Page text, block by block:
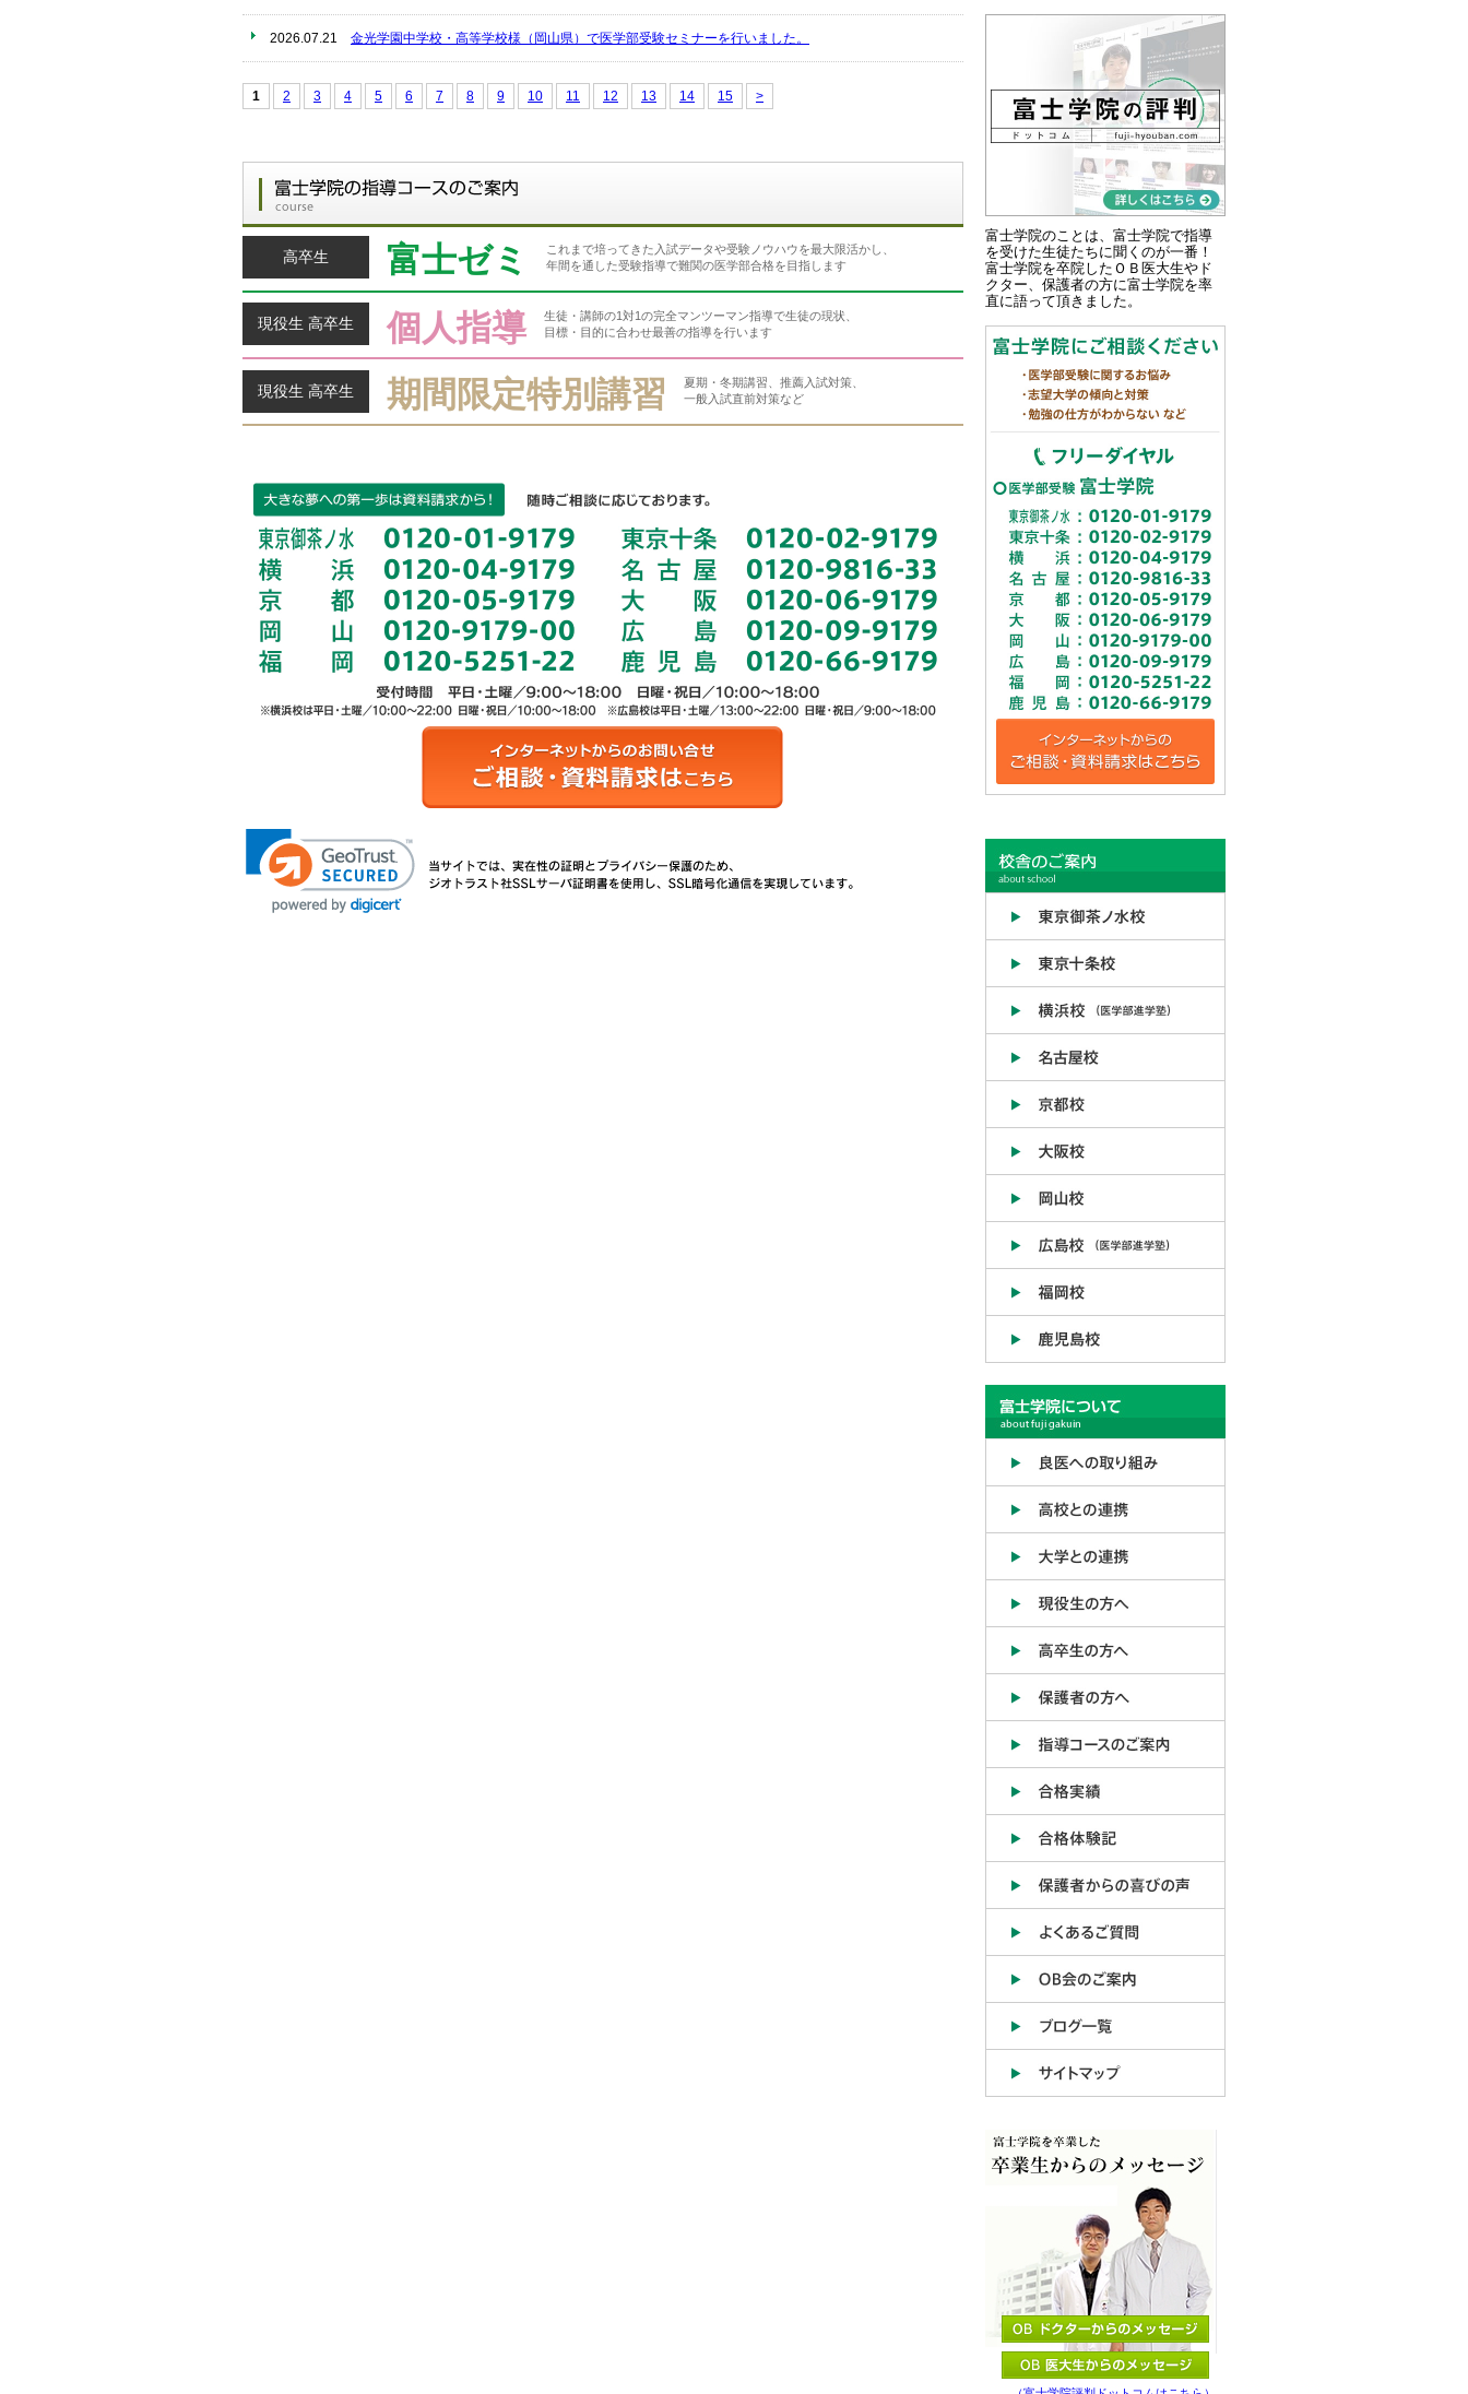
2026.07.21 金光学園中学校・高等学校様（岡山県）で医学部受験セミナーを行いました。
1 2 3 4 5 6 7 8 9 10 11 12 13 14 15 >
高卒生 富士ゼミ
これまで培ってきた入試データや受験ノウハウを最大限活かし、
年間を通した受験指導で難関の医学部合格を目指します
現役生 高卒生 個人指導
生徒・講師の1対1の完全マンツーマン指導で生徒の現状、
目標・目的に合わせ最善の指導を行います
現役生 高卒生 期間限定特別講習
夏期・冬期講習、推薦入試対策、
一般入試直前対策など
富士学院のことは、富士学院で指導
を受けた生徒たちに聞くのが一番！
富士学院を卒院したＯＢ医大生やド
クター、保護者の方に富士学院を率
直に語って頂きました。